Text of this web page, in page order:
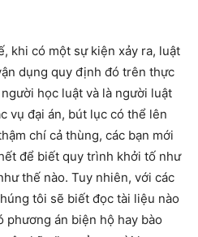
khi có một sự kiện xảy ra, luật
dụng quy định đó trên thực
học luật và là người luật
vụ đại án, bút lục có thể lên
chí cả thùng, các bạn mới
để biết quy trình khởi tố như
thế nào. Tuy nhiên, với các
tôi sẽ biết đọc tài liệu nào
án biện hộ hay bào